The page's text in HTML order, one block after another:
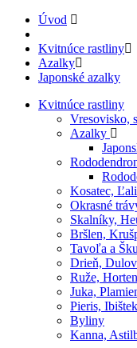
Úvod
Kvitnúce rastliny
Azalky
Japonské azalky
Kvitnúce rastliny
Vresovisko,
Azalky
Kosatec,
Okrasné
Skalníky,
Bršlen,
Tavoľa a
Drieň,
Ruže,
Juka,
Pieris,
Byliny
Kanna,